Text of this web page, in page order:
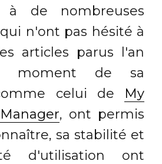
à de nombreuses
n'ont pas hésité à
articles parus l'an
moment de sa
celui de
My
, ont permis
sa stabilité et
d'utilisation ont